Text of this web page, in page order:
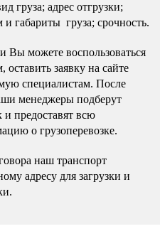
груза; адрес отгрузки;
и габариты груза; срочность.
Вы можете воспользоваться
заявку на сайте
специалистам. После
менеджеры подберут
предоставят всю
о грузоперевозке.
наш транспорт
адресу для загрузки и